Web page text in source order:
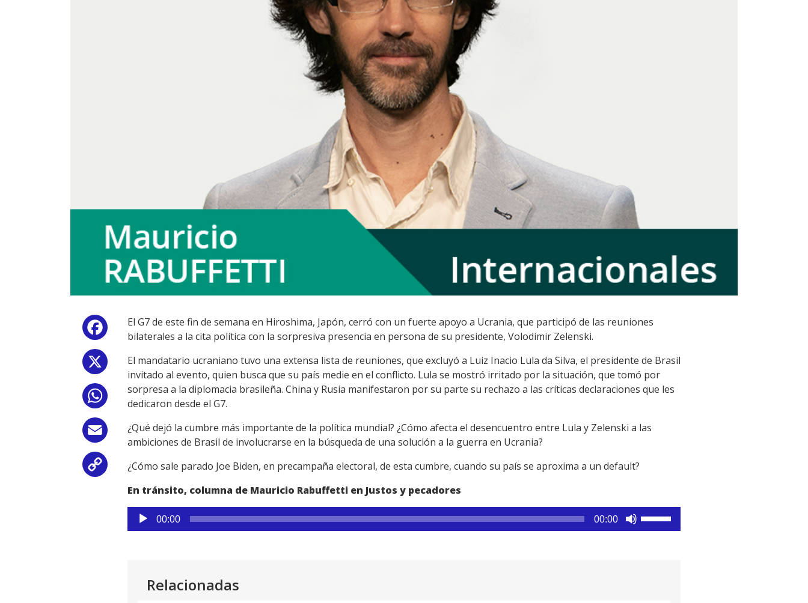
Facebook
WhatsApp
Email
Copy
Link
El G7 de este fin de semana en Hiroshima, Japón, cerró con un fuerte apoyo a Ucrania, que participó de las reuniones
bilaterales a la cita política con la sorpresiva presencia en persona de su presidente, Volodimir Zelenski.
El mandatario ucraniano tuvo una extensa lista de reuniones, que excluyó a Luiz Inacio Lula da Silva, el presidente de Brasil
invitado al evento, quien busca que su país medie en el conflicto. Lula se mostró irritado por la situación, que tomó por
sorpresa a la diplomacia brasileña. China y Rusia manifestaron por su parte su rechazo a las críticas declaraciones que les
dedicaron desde el G7.
¿Qué dejó la cumbre más importante de la política mundial? ¿Cómo afecta el desencuentro entre Lula y Zelenski a las
ambiciones de Brasil de involucrarse en la búsqueda de una solución a la guerra en Ucrania?
¿Cómo sale parado Joe Biden, en precampaña electoral, de esta cumbre, cuando su país se aproxima a un default?
En tránsito, columna de Mauricio Rabuffetti en Justos y pecadores
Reproductor
de
00:00 00:00
Relacionadas